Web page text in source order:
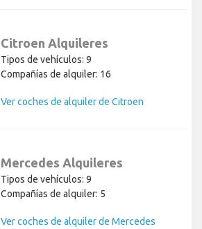
Citroen Alquileres
Tipos de vehículos: 9
Compañías de alquiler: 16
Ver coches de alquiler de Citroen
Mercedes Alquileres
Tipos de vehículos: 9
Compañías de alquiler: 5
Ver coches de alquiler de Mercedes